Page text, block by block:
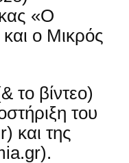
«Ο
ο Μικρός
το βίντεο)
του
και της